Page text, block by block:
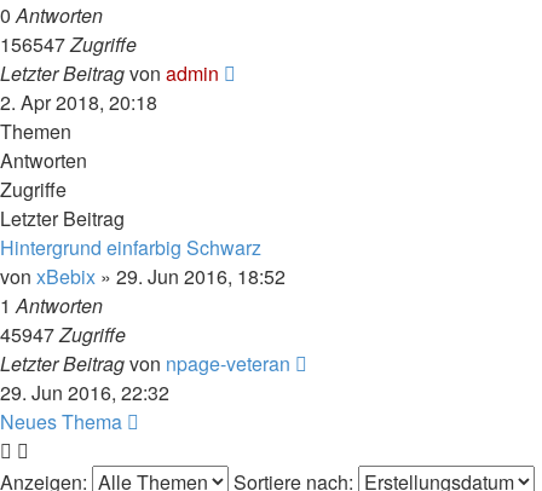
0Antworten
156547Zugriffe
Letzter Beitragvon admin
2. Apr 2018, 20:18
Themen
Antworten
Zugriffe
Letzter Beitrag
Hintergrund einfarbig Schwarz
von xBebix » 29. Jun 2016, 18:52
1Antworten
45947Zugriffe
Letzter Beitragvon npage-veteran
29. Jun 2016, 22:32
Neues Thema
Anzeigen:
Sortiere nach: